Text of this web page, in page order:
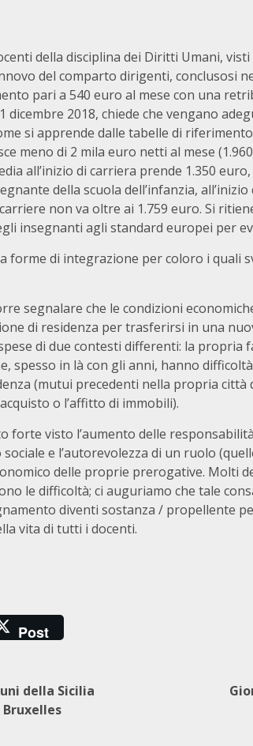
della disciplina dei Diritti Umani,
del comparto dirigenti, conclusosi
pari a 540 euro al mese con una
dicembre 2018, chiede che vengano
si apprende dalle tabelle di
meno di 2 mila euro netti al mese
all’inizio di carriera prende 1.350
della scuola dell’infanzia,
non va oltre ai 1.759 euro. Si
insegnanti agli standard europei per
forme di integrazione per coloro i quali
segnalare che le condizioni
di residenza per trasferirsi in una
di due contesti differenti: la propria
spesso in là con gli anni, hanno
(mutui precedenti nella propria città
o l’affitto di immobili).
forte visto l’aumento delle
e l’autorevolezza di un ruolo
delle proprie prerogative. Molti
le difficoltà; ci auguriamo che tale
diventi sostanza / propellente
vita di tutti i docenti.
Post
della Sicilia